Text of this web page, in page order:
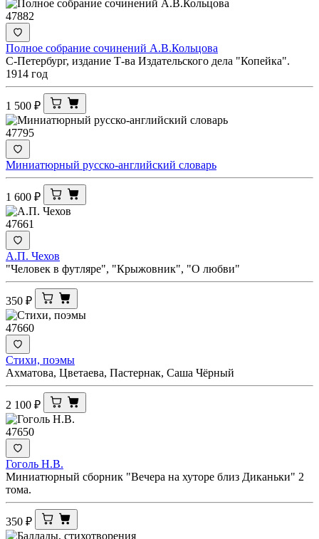
47882
Полное собрание сочинений А.В.Кольцова
С-Петербург, издание Т-ва Издательского дела "Копейка".
1914 год
1 500 ₽
47795
Миниатюрный русско-английский словарь
1 600 ₽
47661
А.П. Чехов
"Человек в футляре", "Крыжовник", "О любви"
350 ₽
47660
Стихи, поэмы
Ахматова, Цветаева, Пастернак, Саша Чёрный
2 100 ₽
47650
Гоголь Н.В.
Миниатюрный сборник "Вечера на хуторе близ Диканьки" 2
тома.
350 ₽